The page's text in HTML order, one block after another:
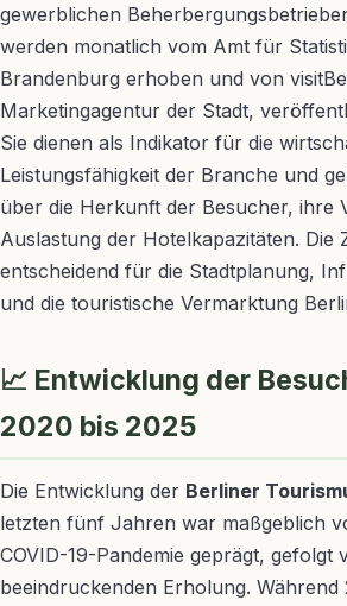
gewerblichen
werden monatlich vom Amt für
Brandenburg erhoben und von
Marketingagentur der Stadt,
Sie dienen als Indikator für die
Leistungsfähigkeit der Branche und
über die Herkunft der Besucher, ihre
Auslastung der Hotelkapazitäten. Die
entscheidend für die Stadtplanung,
und die touristische Vermarktung
📈 Entwicklung der
2020 bis 2025
Die Entwicklung der Berliner
letzten fünf Jahren war maßgeblich
COVID-19-Pandemie geprägt, gefolgt
beeindruckenden Erholung. Während